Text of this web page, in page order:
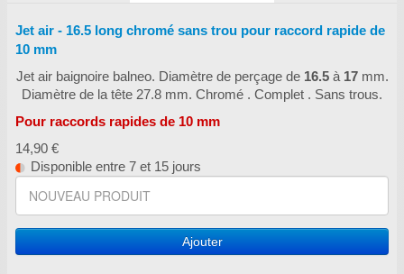
Jet air - 16.5 long chromé sans trou pour raccord rapide de
10 mm
Jet air baignoire balneo. Diamètre de perçage de 16.5à 17mm.
Diamètre de la tête 27.8 mm. Chromé . Complet . Sans trous.
Pour raccords rapides de 10 mm
14,90 €
Disponible entre 7 et 15 jours
Ajouter